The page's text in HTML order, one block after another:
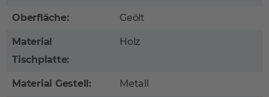
Oberfläche: Geölt
Material
Tischplatte:
Holz
Material Gestell: Metall